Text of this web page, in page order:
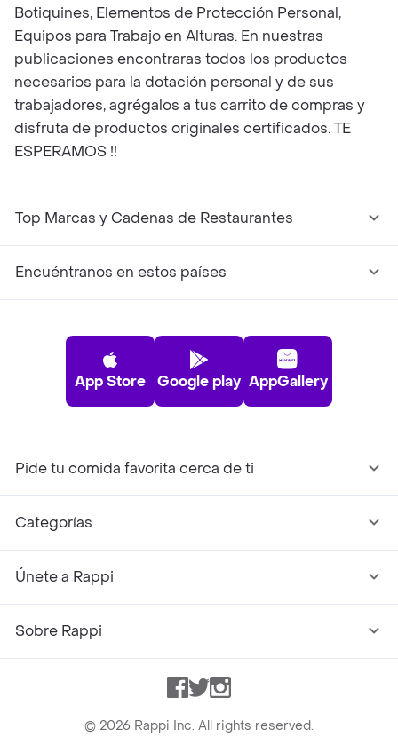
Botiquines, Elementos de Protección Personal,
Equipos para Trabajo en Alturas. En nuestras
publicaciones encontraras todos los productos
necesarios para la dotación personal y de sus
trabajadores, agrégalos a tus carrito de compras y
disfruta de productos originales certificados. TE
ESPERAMOS !!
Top Marcas y Cadenas de Restaurantes
Encuéntranos en estos países
App Store Google play AppGallery
Pide tu comida favorita cerca de ti
Categorías
Únete a Rappi
Sobre Rappi
Facebook
TwitterInstagram
© 2026 Rappi Inc. All rights reserved.